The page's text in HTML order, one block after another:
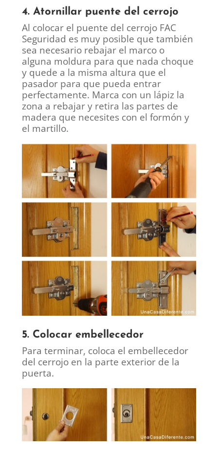
4. Atornillar puente del cerrojo
Al colocar el puente del cerrojo FAC
Seguridad es muy posible que también
sea necesario rebajar el marco o
alguna moldura para que nada choque
y quede a la misma altura que el
pasador para que pueda entrar
perfectamente. Marca con un lápiz la
zona a rebajar y retira las partes de
madera que necesites con el formón y
el martillo.
5. Colocar embellecedor
Para terminar, coloca el embellecedor
del cerrojo en la parte exterior de la
puerta.